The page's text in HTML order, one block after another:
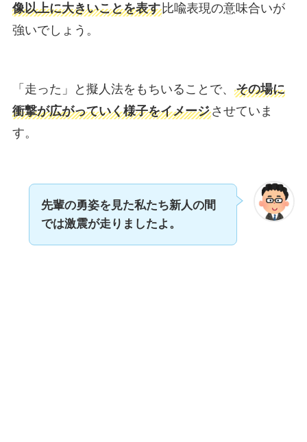
像以上に大きいことを表す比喩表現の意味合いが
強いでしょう。
「走った」と擬人法をもちいることで、 その場に
衝撃が広がっていく様子をイメージさせていま
す。
先輩の勇姿を見た私たち新人の間
では激震が走りましたよ。